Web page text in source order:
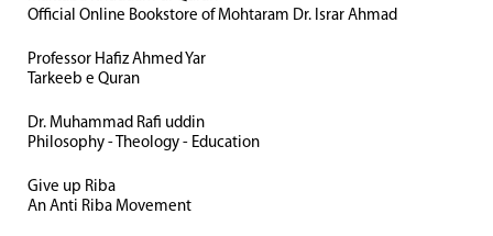
Official Online Bookstore of Mohtaram Dr. Israr Ahmad
Professor Hafiz Ahmed Yar
Tarkeeb e Quran
Dr. Muhammad Rafi uddin
Philosophy - Theology - Education
Give up Riba
An Anti Riba Movement